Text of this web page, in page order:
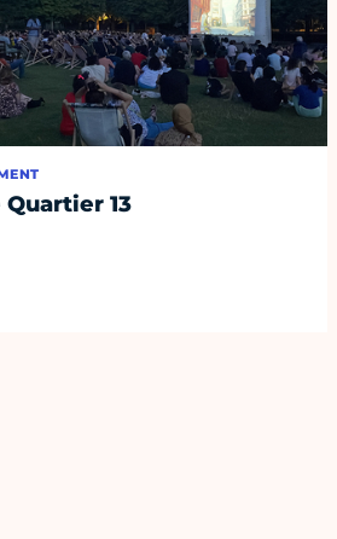
Quartier 13